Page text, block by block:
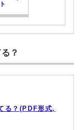
？
る？(PDF形式,